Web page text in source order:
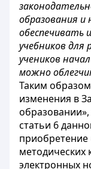
образования и
обеспечивать
учебников
учеников
можно
Таким
изменения в
статьи 6
приобретение
методических
электронных